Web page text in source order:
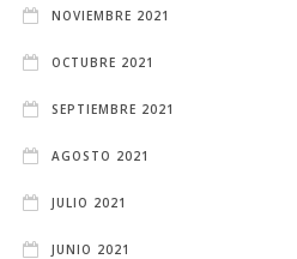
NOVIEMBRE 2021
OCTUBRE 2021
SEPTIEMBRE 2021
AGOSTO 2021
JULIO 2021
JUNIO 2021